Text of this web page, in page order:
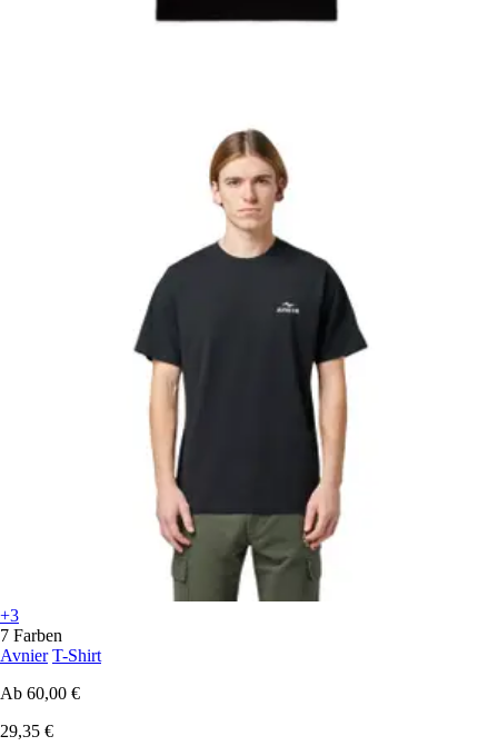
+3
7 Farben
Avnier T-Shirt
Ab 60,00 €
29,35 €